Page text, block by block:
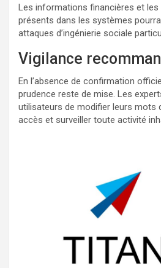
Les informations financières et les
présents dans les systèmes
attaques d’ingénierie sociale
Vigilance
En l’absence de confirmation
prudence reste de mise. Les
utilisateurs de modifier leurs mots
accès et surveiller toute activité